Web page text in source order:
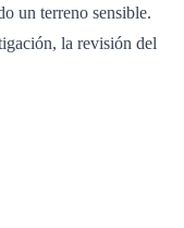
un terreno sensible.
la revisión del